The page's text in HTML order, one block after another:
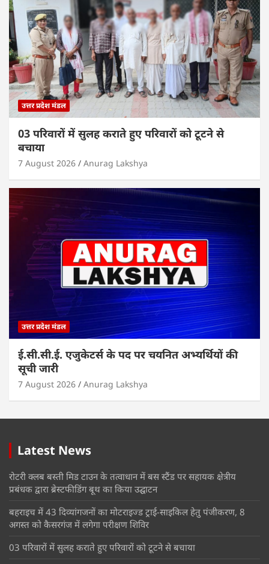
उत्तर प्रदेश मंडल
03 परिवारों में सुलह कराते हुए परिवारों को टूटने से
बचाया
7 August 2026 Anurag Lakshya
उत्तर प्रदेश मंडल
ई.सी.सी.ई. एजुकेटर्स के पद पर चयनित अभ्यर्थियों की
सूची जारी
7 August 2026 Anurag Lakshya
Latest News
रोटरी क्लब बस्ती मिड टाउन के तत्वाधान में बस स्टैंड पर सहायक क्षेत्रीय
प्रबंधक द्वारा ब्रेस्टफीडिंग बूथ का किया उद्घाटन
बहराइच में 43 दिव्यांगजनों का मोटराइज्ड ट्राई-साइकिल हेतु पंजीकरण, 8
अगस्त को कैसरगंज में लगेगा परीक्षण शिविर
03 परिवारों में सुलह कराते हुए परिवारों को टूटने से बचाया